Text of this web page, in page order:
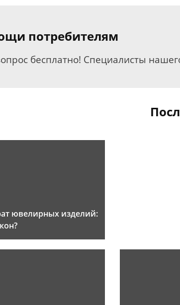
потребителям
бесплатно! Специалисты
ювелирных изделий: